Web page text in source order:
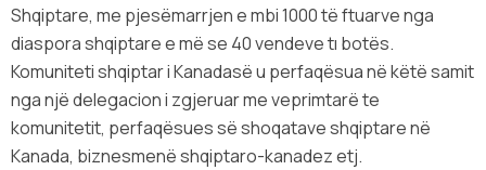
Shqiptare, me pjesëmarrjen e mbi 1000 të ftuarve nga
diaspora shqiptare e më se 40 vendeve tı botës.
Komuniteti shqiptar i Kanadasë u perfaqësua në këtë samit
nga një delegacion i zgjeruar me veprimtarë te
komunitetit, perfaqësues së shoqatave shqiptare në
Kanada, biznesmenë shqiptaro-kanadez etj.